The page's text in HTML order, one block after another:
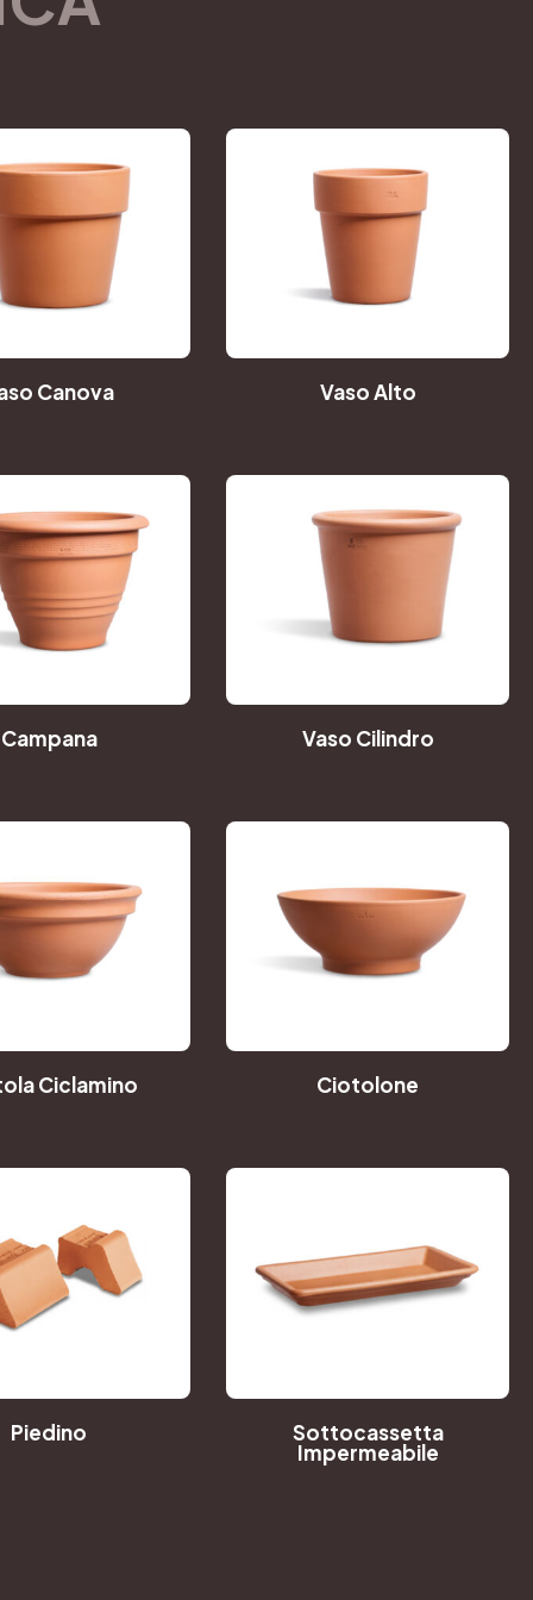
Canova Vaso Alto
Campana Vaso Cilindro
Ciclamino Ciotolone
Piedino Sottocassetta
Impermeabile